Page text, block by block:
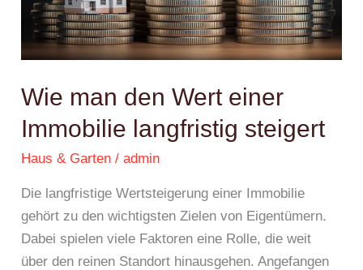
Wie man den Wert einer
Immobilie langfristig steigert
Haus & Garten /admin
Die langfristige Wertsteigerung einer Immobilie
gehört zu den wichtigsten Zielen von Eigentümern.
Dabei spielen viele Faktoren eine Rolle, die weit
über den reinen Standort hinausgehen. Angefangen
Immobilie
langfristig